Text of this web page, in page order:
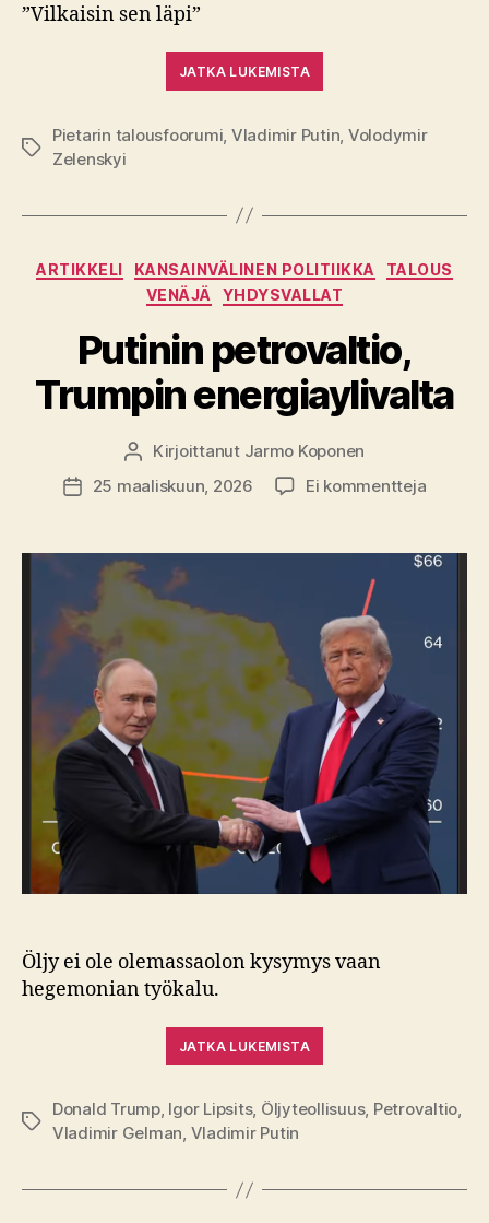
”Vilkaisin sen läpi”
JATKA LUKEMISTA
Avainsanat
Pietarin talousfoorumi Vladimir Putin Volodymir
Zelenskyi
Kategoriat
ARTIKKELI KANSAINVÄLINEN POLITIIKKA
TALOUS
VENÄJÄ
YHDYSVALLAT
Putinin petrovaltio,
Trumpin energiaylivalta
Kirjoittaja
Kirjoittanut Jarmo Koponen
Julkaisupäivämäärä
25 maaliskuun, 2026 Ei kommentteja
Trumpin
Öljy ei ole olemassaolon kysymys vaan
hegemonian työkalu.
JATKA LUKEMISTA
Avainsanat
Donald Trump, Igor Lipsits, Öljyteollisuus, Petrovaltio,
Vladimir Gelman, Vladimir Putin